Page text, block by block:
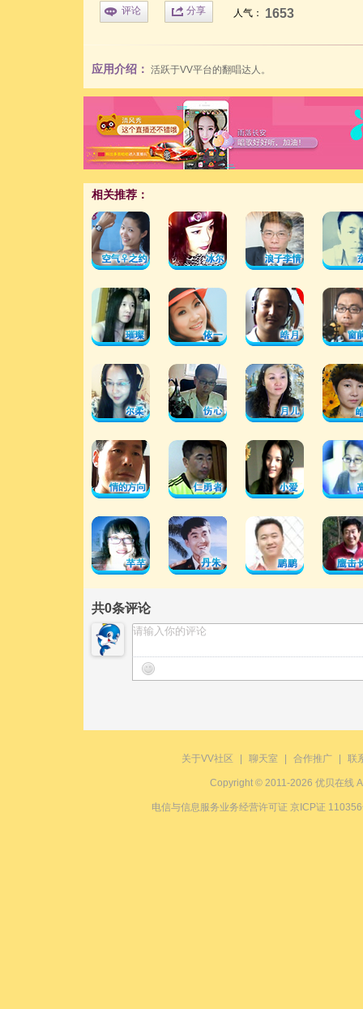
评论 分享 人气： 1653
应用介绍： 活跃于VV平台的翻唱达人。
相关推荐：
共0条评论
关于VV社区 聊天室 合作推广 联
Copyright © 2011-2026 优贝在线
电信与信息服务业务经营许可证 京ICP证